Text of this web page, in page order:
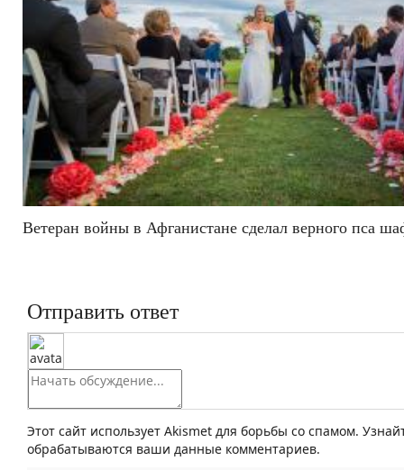
Ветеран войны в Афганистане сделал верного пса
Отправить ответ
Этот сайт использует Akismet для борьбы со спамом.
обрабатываются ваши данные комментариев.